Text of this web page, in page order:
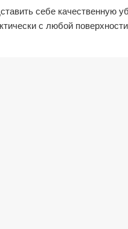
себе качественную
с любой